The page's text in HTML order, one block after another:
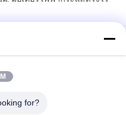
ร์ดาวเคราะห์สำหรับรถ
รงไร้แปรง 42JMG200K
for?